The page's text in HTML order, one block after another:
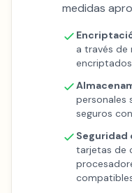
medidas
a través de
personales
seguros
Seguridad
tarjetas de